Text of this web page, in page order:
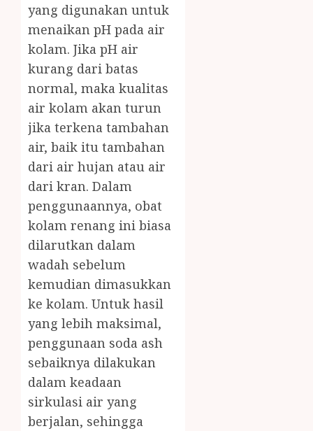
yang digunakan untuk
menaikan pH pada air
kolam. Jika pH air
kurang dari batas
normal, maka kualitas
air kolam akan turun
jika terkena tambahan
air, baik itu tambahan
dari air hujan atau air
dari kran. Dalam
penggunaannya, obat
kolam renang ini biasa
dilarutkan dalam
wadah sebelum
kemudian dimasukkan
ke kolam. Untuk hasil
yang lebih maksimal,
penggunaan soda ash
sebaiknya dilakukan
dalam keadaan
sirkulasi air yang
berjalan, sehingga